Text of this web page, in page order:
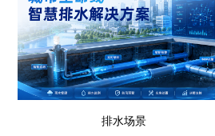
排水场景